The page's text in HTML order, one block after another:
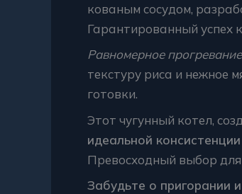
кованым сосудом,
Гарантированный успех
Равномерное
текстуру риса и нежное
готовки.
Этот чугунный котел,
идеальной консистенции
Превосходный выбор для
Забудьте о пригорании